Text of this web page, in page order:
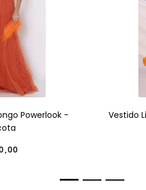
Powerlook -
,00
Vestido